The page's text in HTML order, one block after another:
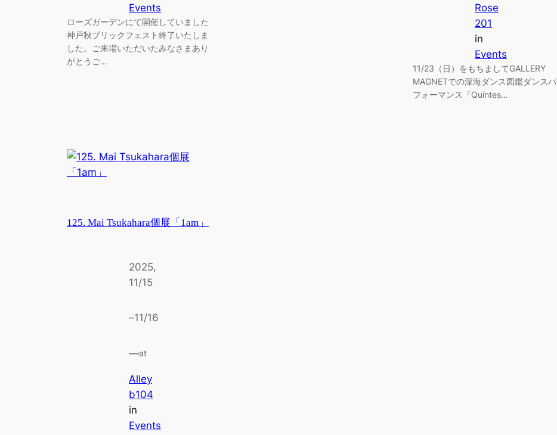
Events
ローズガーデンにて開催していました
神戸秋ブリックフェスト終了いたしま
した。ご来場いただいたみなさまあり
がとうご…
Rose
201
in
Events
11/23（日）をもちましてGALLERY
MAGNETでの深海ダンス図鑑ダンスパ
フォーマンス『Quintes…
125. Mai Tsukahara個展「1am」
2025,
11/15
–11/16
—at
Alley
b104
in
Events